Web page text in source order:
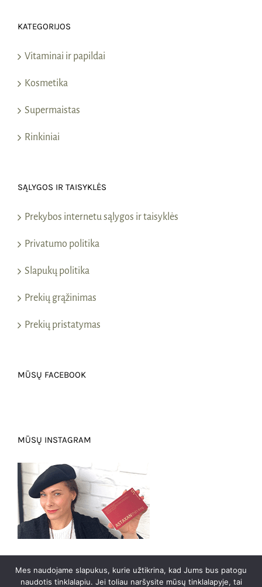
KATEGORIJOS
Vitaminai ir papildai
Kosmetika
Supermaistas
Rinkiniai
SĄLYGOS IR TAISYKLĖS
Prekybos internetu sąlygos ir taisyklės
Privatumo politika
Slapukų politika
Prekių grąžinimas
Prekių pristatymas
MŪSŲ FACEBOOK
MŪSŲ INSTAGRAM
0
Mes naudojame slapukus, kurie užtikrina, kad Jums bus patogu
naudotis tinklalapiu. Jei toliau naršysite mūsų tinklalapyje, tai